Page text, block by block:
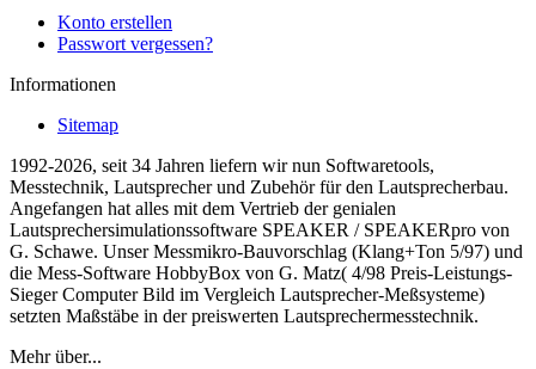
Konto erstellen
Passwort vergessen?
Informationen
Sitemap
1992-2026, seit 34 Jahren liefern wir nun Softwaretools,
Messtechnik, Lautsprecher und Zubehör für den Lautsprecherbau.
Angefangen hat alles mit dem Vertrieb der genialen
Lautsprechersimulationssoftware SPEAKER / SPEAKERpro von
G. Schawe. Unser Messmikro-Bauvorschlag (Klang+Ton 5/97) und
die Mess-Software HobbyBox von G. Matz( 4/98 Preis-Leistungs-
Sieger Computer Bild im Vergleich Lautsprecher-Meßsysteme)
setzten Maßstäbe in der preiswerten Lautsprechermesstechnik.
Mehr über...